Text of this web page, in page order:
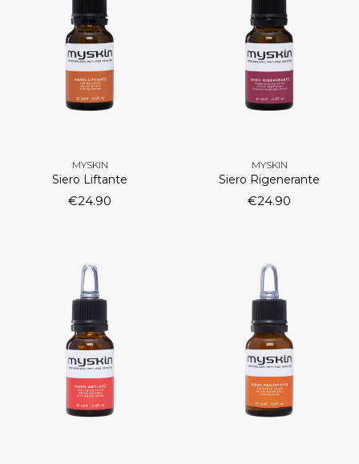
MYSKIN
Siero Liftante
€24.90
MYSKIN
Siero Rigenerante
€24.90